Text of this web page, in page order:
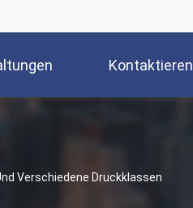
Kontaktieren
Verschiedene Druckklassen